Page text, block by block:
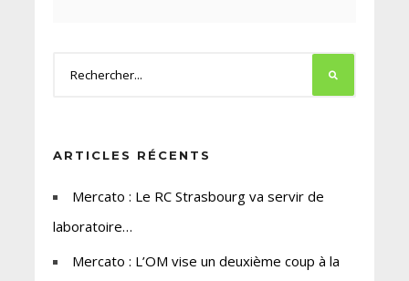
ARTICLES RÉCENTS
Mercato : Le RC Strasbourg va servir de
laboratoire…
Mercato : L’OM vise un deuxième coup à la